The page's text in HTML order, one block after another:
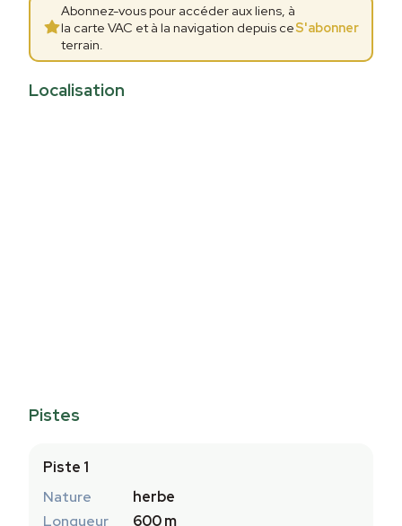
Abonnez-vous pour accéder aux liens, à
la carte VAC et à la navigation depuis ce
terrain.
S'abonner
Localisation
Pistes
Piste 1
Nature
herbe
Longueur
600 m